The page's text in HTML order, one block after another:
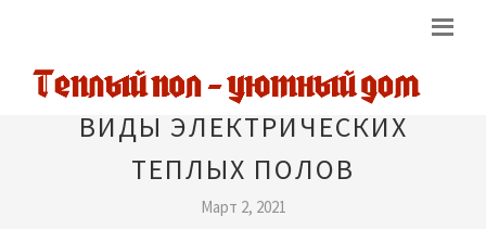
ВИДЫ ЭЛЕКТРИЧЕСКИХ
ТЕПЛЫХ ПОЛОВ
Март 2, 2021